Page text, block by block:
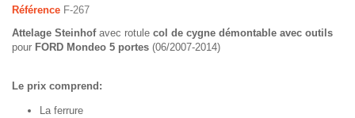
Référence F-267
Attelage Steinhofavec rotule col de cygne démontable avec outils
pour FORD Mondeo 5 portes (06/2007-2014)
Le prix comprend:
La ferrure